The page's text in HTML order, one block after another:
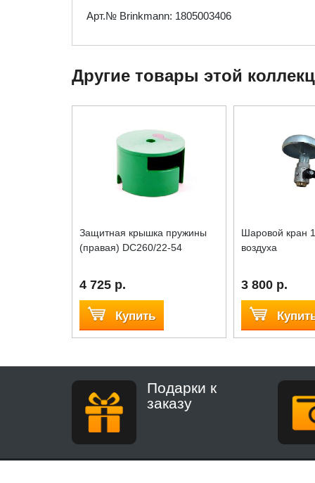
Арт.№ Brinkmann: 1805003406
Другие товары этой
Защитная крышка пружины
(правая) DC260/22-54
4 725 р.
Купить
Шаровой кран
воздуха
3 800 р.
Подарки к
заказу